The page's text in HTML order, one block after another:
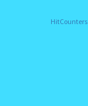
HitCounters